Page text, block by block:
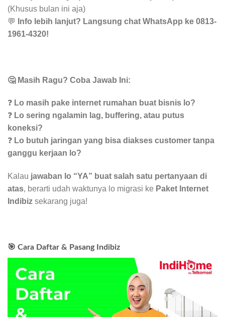
(Khusus bulan ini aja)
💬
Info lebih lanjut? Langsung chat WhatsApp ke 0813-
1961-4320!
🤔 Masih Ragu? Coba Jawab Ini:
❓ Lo masih pake internet rumahan buat bisnis lo?
❓ Lo sering ngalamin lag, buffering, atau putus
koneksi?
❓ Lo butuh jaringan yang bisa diakses customer tanpa
ganggu kerjaan lo?
Kalau jawaban lo “YA” buat salah satu pertanyaan di
atas, berarti udah waktunya lo migrasi ke Paket Internet
Indibiz sekarang juga!
🎯 Cara Daftar & Pasang Indibiz